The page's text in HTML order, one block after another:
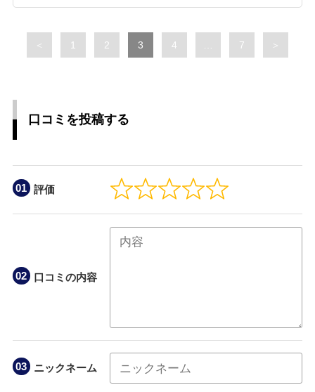
＜ Page
1 Page
2 Page
3 Page
4 Page
7 ＞
口コミを投稿する
評価
口コミの内容
ニックネーム